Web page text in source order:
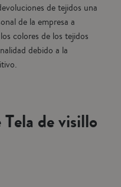
de tejidos una
de la empresa a
colores de los tejidos
debido a la
de visillo